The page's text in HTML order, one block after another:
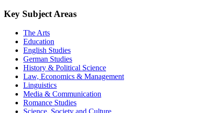
Key Subject Areas
The Arts
Education
English Studies
German Studies
History & Political Science
Law, Economics & Management
Linguistics
Media & Communication
Romance Studies
Science, Society and Culture